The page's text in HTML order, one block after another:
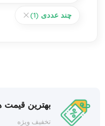
چند عددی (1)
بهترین قیمت
تخفیف ویژه